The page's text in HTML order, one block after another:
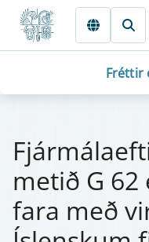
Fara beint í Meginmál
Fréttir
metið G
fara með